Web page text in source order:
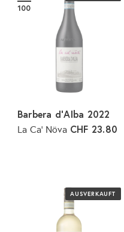
100
Barbera d'Alba 2022
La Ca' Növa CHF 23.80
AUSVERKAUFT